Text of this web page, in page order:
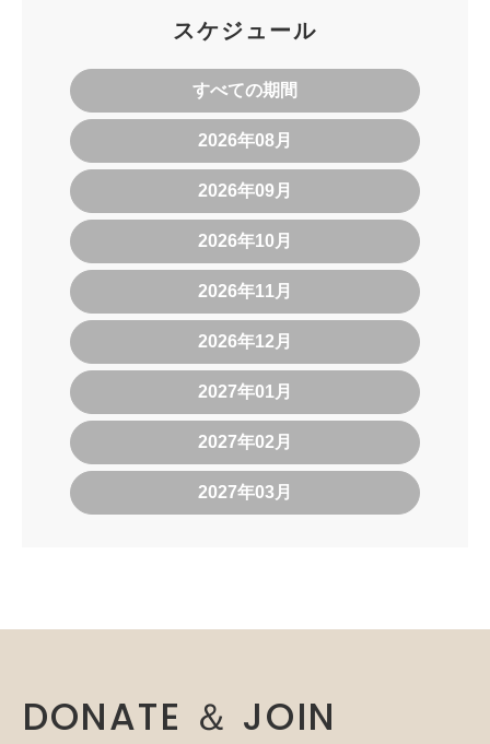
スケジュール
すべての期間
2026年08月
2026年09月
2026年10月
2026年11月
2026年12月
2027年01月
2027年02月
2027年03月
DONATE ＆ JOIN